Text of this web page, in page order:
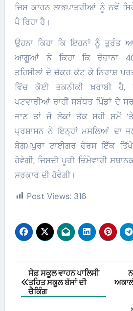
ਜਿਸ ਕਾਰਨ ਲਾਭਪਾਤਰੀਆਂ ਨੂੰ ਨਵੇਂ
ਪੈ ਰਿਹਾ ਹੈ।
ਉਹਨਾ ਕਿਹਾ ਕਿ ਇਹਨਾਂ ਨੂੰ ਤੁਰੰਤ
ਆਗੂਆਂ ਨੇ ਕਿਹਾ ਕਿ ਰੋਜ਼ਾਨਾ
ਤਹਿਸੀਲਾਂ ਦੇ ਚੱਕਰ ਕੱਟ ਕੇ ਨਿਰਾਸ਼
ਵਿੱਚ ਕੋਈ ਤਕਨੀਕੀ ਖ਼ਰਾਬੀ ਹੈ,
ਪਟਵਾਰੀਆਂ ਰਾਹੀਂ ਸਬੰਧਤ ਪਿੰਡਾਂ ਦੇ
ਜਾਣ ਤਾਂ ਜੋ ਲੋਕਾਂ ਤੱਕ ਸਹੀ ਸਮੇਂ
ਪ੍ਰਸ਼ਾਸਨ ਨੇ ਇਨ੍ਹਾਂ ਮਸਲਿਆਂ ਦਾ
ਬੇਗਮਪੁਰਾ ਟਾਈਗਰ ਫੋਰਸ ਇੱਕ
ਹੋਵੇਗੀ, ਜਿਸਦੀ ਪੂਰੀ ਜ਼ਿੰਮੇਵਾਰੀ
ਸਰਕਾਰ ਦੀ ਹੋਵੇਗੀ।
Post Views: 316
Post
navigation
ਸੇਫ਼ ਸਕੂਲ ਵਾਹਨ ਪਾਲਿਸੀ
ਤਹਿਤ ਸਕੂਲ ਬੱਸਾਂ ਦੀ
ਚੈਕਿੰਗ